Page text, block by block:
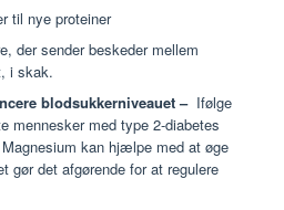
til nye proteiner
der sender beskeder mellem
i skak.
blodsukkerniveauet – Ifølge
mennesker med type 2-diabetes
kan hjælpe med at øge
gør det afgørende for at regulere